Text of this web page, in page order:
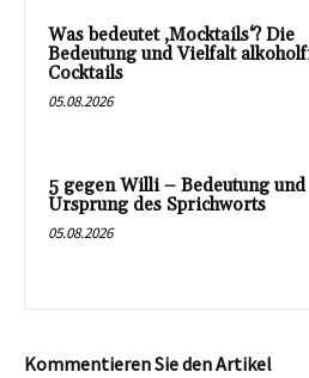
Was bedeutet ‚Mocktails‘? Die
Bedeutung und Vielfalt
Cocktails
05.08.2026
5 gegen Willi – Bedeutung und
Ursprung des Sprichworts
05.08.2026
Kommentieren Sie den Artikel